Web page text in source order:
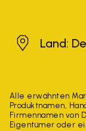
Deutschland
Land:
Alle erwähnten
Produktnamen,
Firmennamen von
Eigentümer oder